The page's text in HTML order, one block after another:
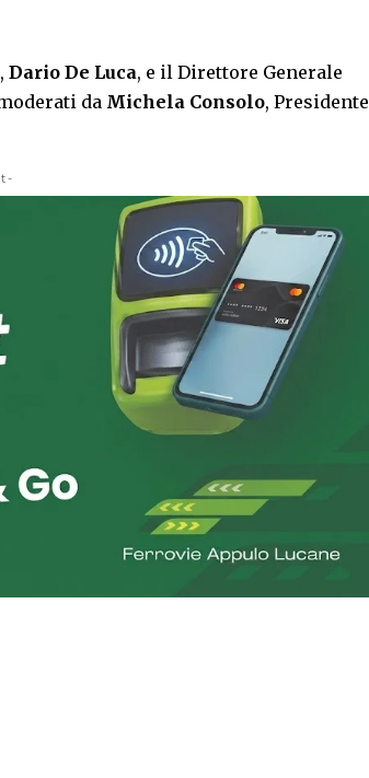
Dario De Luca, e il Direttore Generale
da Michela Consolo, Presidente
-